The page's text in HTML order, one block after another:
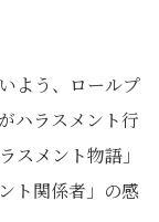
よう、ロールプ
ハラスメント行
スメント物語」
ト関係者」の感